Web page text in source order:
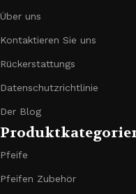
Über uns
Kontaktieren Sie uns
Rückerstattungs
Datenschutzrichtlinie
Der Blog
Pfeife
Pfeifen Zubehör